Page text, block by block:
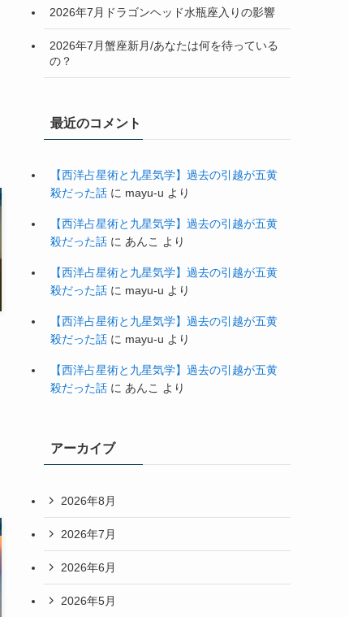
2026年7月ドラゴンヘッド水瓶座入りの影響
2026年7月蟹座新月/あなたは何を待っている
の？
最近のコメント
【西洋占星術と九星気学】過去の引越が五黄
殺だった話 に mayu-u より
【西洋占星術と九星気学】過去の引越が五黄
殺だった話 に あんこ より
【西洋占星術と九星気学】過去の引越が五黄
殺だった話 に mayu-u より
【西洋占星術と九星気学】過去の引越が五黄
殺だった話 に mayu-u より
【西洋占星術と九星気学】過去の引越が五黄
殺だった話 に あんこ より
アーカイブ
2026年8月
2026年7月
2026年6月
2026年5月